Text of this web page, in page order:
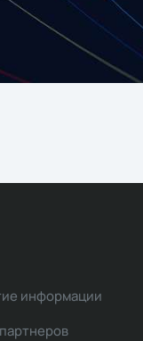
информации